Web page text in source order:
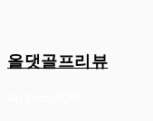
올댓골프리뷰